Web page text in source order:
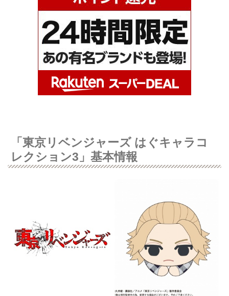
「東京リベンジャーズ はぐキャラコ
レクション3」基本情報